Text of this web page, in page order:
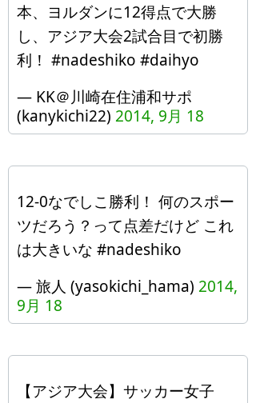
本、ヨルダンに12得点で大勝
し、アジア大会2試合目で初勝
利！ #nadeshiko #daihyo
— KK＠川崎在住浦和サポ
(kanykichi22) 2014, 9月 18
12-0なでしこ勝利！ 何のスポー
ツだろう？って点差だけど これ
は大きいな #nadeshiko
— 旅人 (yasokichi_hama) 2014,
9月 18
【アジア大会】サッカー女子